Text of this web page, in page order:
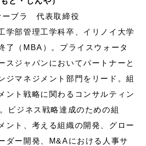
ーブラ 代表取締役
学部管理工学科卒、イリノイ大学
了（MBA）。プライスウォータ
スジャパンにおいてパートナーと
ジマネジメント部門をリード。組
ント戦略に関わるコンサルティン
ビジネス戦略達成のための組
ント、考える組織の開発、グロー
ダー開発、M&Aにおける人事サ